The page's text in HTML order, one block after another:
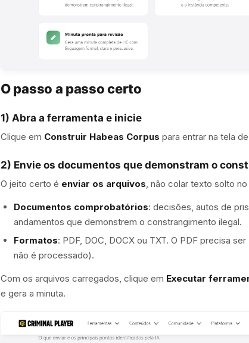
O passo a passo certo
1) Abra a ferramenta e inicie
Clique em Construir Habeas Corpus para entrar na tela
2) Envie os documentos que demonstram o
O jeito certo é enviar os arquivos, não colar texto solto no
Documentos comprobatórios: decisões, autos de
andamentos que demonstrem o constrangimento ilegal.
Formatos: PDF, DOC, DOCX ou TXT. O PDF precisa ser
não é processado).
Com os arquivos carregados, clique em Executar
e gera a minuta.